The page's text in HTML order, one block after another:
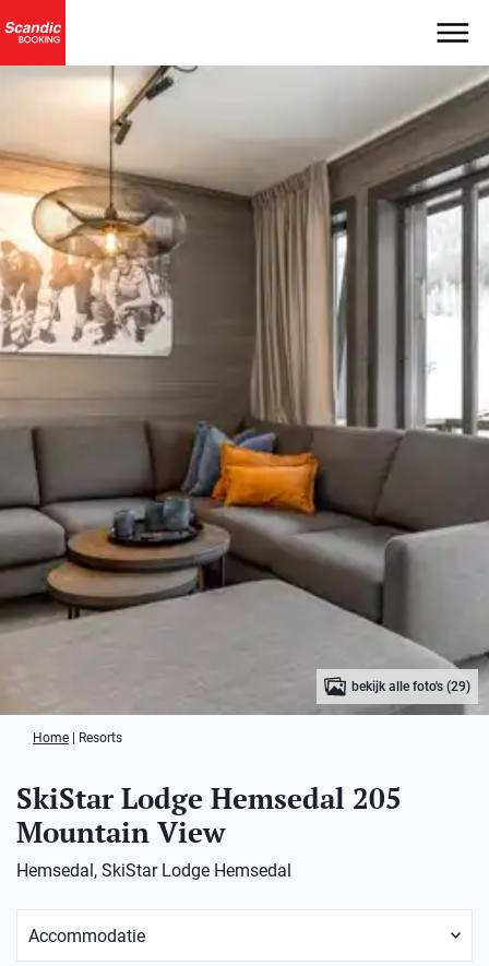
bekijk alle foto's (29)
Home Resorts
SkiStar Lodge Hemsedal 205
Mountain View
Hemsedal, SkiStar Lodge Hemsedal